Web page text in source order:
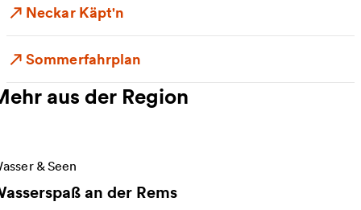
Neckar Käpt'n
Sommerfahrplan
aus der Region
& Seen
an der Rems
Informationen zu Wasserspaß an der Rems